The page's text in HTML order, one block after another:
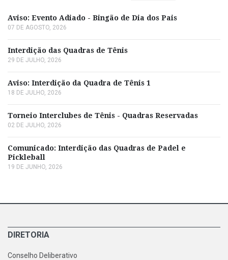
Aviso: Evento Adiado - Bingão de Dia dos Pais
07 DE AGOSTO, 2026
Interdição das Quadras de Tênis
29 DE JULHO, 2026
Aviso: Interdição da Quadra de Tênis 1
18 DE JULHO, 2026
Torneio Interclubes de Tênis - Quadras Reservadas
02 DE JULHO, 2026
Comunicado: Interdição das Quadras de Padel e
Pickleball
19 DE JUNHO, 2026
DIRETORIA
Conselho Deliberativo